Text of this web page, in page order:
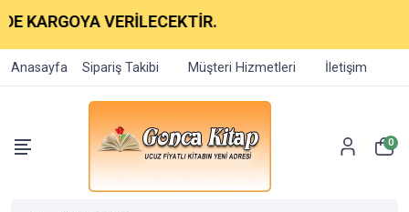
VERİLECEKTİR.
Anasayfa Sipariş Takibi Müşteri Hizmetleri İletişim
0